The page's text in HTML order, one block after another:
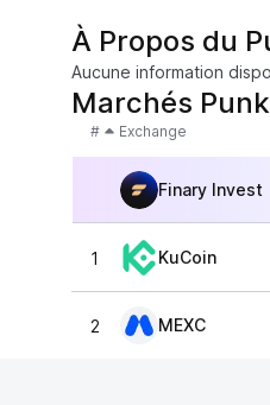
À Propos du
Aucune information
Marchés
# Exchange
Finary Invest
1 KuCoin
2 MEXC